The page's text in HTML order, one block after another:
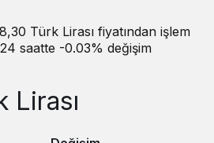
Türk Lirası fiyatından işlem
saatte -0.03% değişim
Lirası